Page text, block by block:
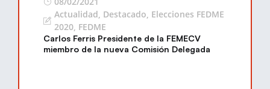
Actualidad, Destacado, Elecciones FEDME
2020, FEDME
Carlos Ferris Presidente de la FEMECV
miembro de la nueva Comisión Delegada